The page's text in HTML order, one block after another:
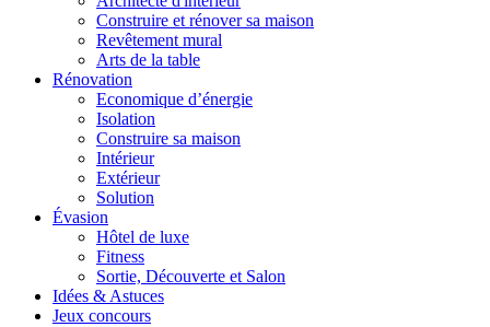
Construire et rénover sa maison
Revêtement mural
Arts de la table
Rénovation
Economique d’énergie
Isolation
Construire sa maison
Intérieur
Extérieur
Solution
Évasion
Hôtel de luxe
Fitness
Sortie, Découverte et Salon
Idées & Astuces
Jeux concours